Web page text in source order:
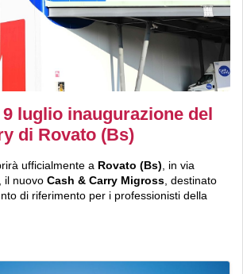
luglio inaugurazione del
di Rovato (Bs)
ufficialmente a Rovato (Bs) , in via
il nuovo Cash & Carry Migross , destinato
di riferimento per i professionisti della